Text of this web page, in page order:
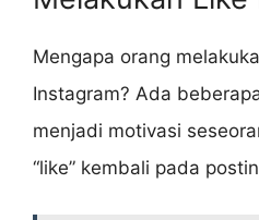
Mengapa orang
Instagram? Ada
menjadi motivasi
“like” kembali pada